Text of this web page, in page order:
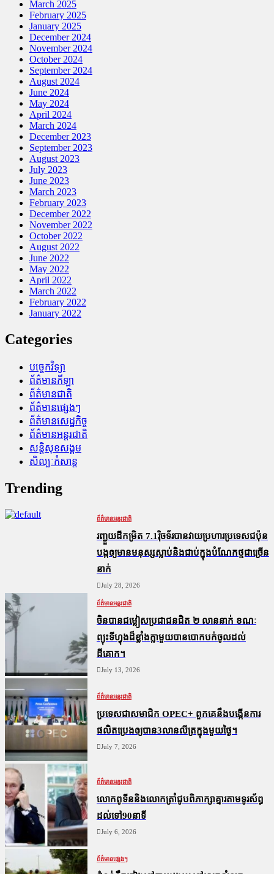
March 2025
February 2025
January 2025
December 2024
November 2024
October 2024
September 2024
August 2024
June 2024
May 2024
April 2024
March 2024
December 2023
September 2023
August 2023
July 2023
June 2023
March 2023
February 2023
December 2022
November 2022
October 2022
August 2022
June 2022
May 2022
April 2022
March 2022
February 2022
January 2022
Categories
បច្ចេកវិទ្យា
ព័ត៌មានកីឡា
ព័ត៌មានជាតិ
ព័ត៌មានផ្សេងៗ
ព័ត៌មានសេដ្ឋកិច្ច
ព័ត៌មានអន្តរជាតិ
សន្តិសុខសង្គម
សិល្បៈកំសាន្ត
Trending
ព័ត៌មានអន្តរជាតិ
រញ្ជួយដីកម្រិត​ 7.1រ៉ិចទ័របានវាយប្រហារប្រទេសជប៉ុន
បង្កឲ្យមានមនុស្សស្លាប់​និង​ជាប់ក្នុងបំណែកថ្មជាច្រើន
នាក់
July 28, 2026
ព័ត៌មានអន្តរជាតិ
ចិនបានជម្លៀសប្រជាជនជិត ២ លាននាក់ ខណៈ
ព្យុះទីហ្វុងដ៏ខ្លាំងក្លាមួយបានបោកបក់ចូលដល់
ដីគោក។
July 13, 2026
ព័ត៌មានអន្តរជាតិ
ប្រទេសជាសមាជិក OPEC+​ ពួកគេនឹងបង្កើនការ
ផលិតប្រេងឲ្យបាន3លានលីត្រក្នុងមួយថ្ងៃ។
July 7, 2026
ព័ត៌មានអន្តរជាតិ
លោកពូទីននិងលោកត្រាំជូបពិភាក្សាគ្នារតាមទូរស័ព្ធ
ដល់ទៅ90នាទី
July 6, 2026
ព័ត៌មានផ្សេងៗ